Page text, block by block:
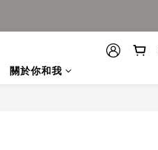
關於你和我